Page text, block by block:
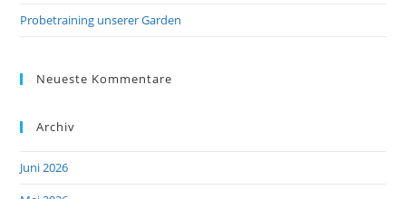
Probetraining unserer Garden
Neueste Kommentare
Archiv
Juni 2026